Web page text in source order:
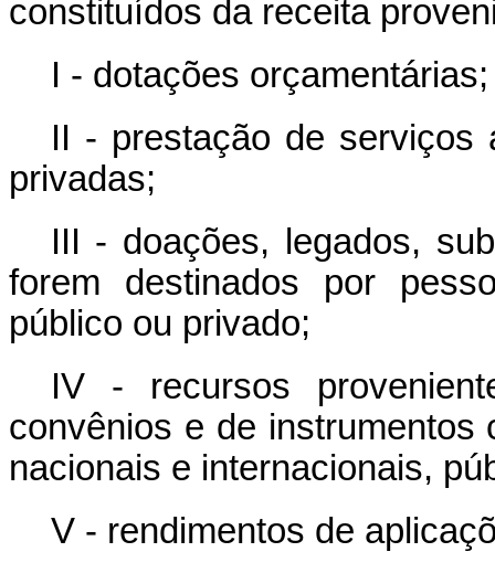
constituídos da receita
I - dotações orçamentárias;
II - prestação de serviços
privadas;
III - doações, legados,
forem destinados por
público ou privado;
IV - recursos
convênios e de instrumentos
nacionais e internacionais,
V - rendimentos de